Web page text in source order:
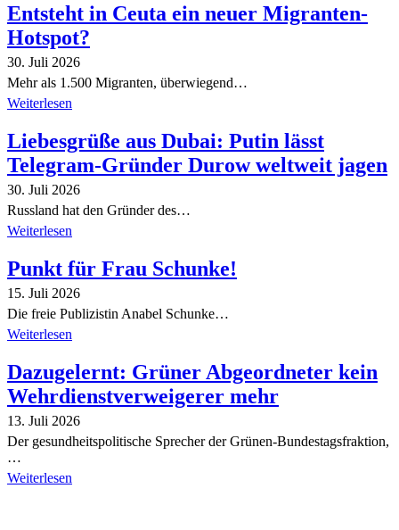
Entsteht in Ceuta ein neuer Migranten-
Hotspot?
30. Juli 2026
Mehr als 1.500 Migranten, überwiegend…
Weiterlesen
Liebesgrüße aus Dubai: Putin lässt
Telegram-Gründer Durow weltweit jagen
30. Juli 2026
Russland hat den Gründer des…
Weiterlesen
Punkt für Frau Schunke!
15. Juli 2026
Die freie Publizistin Anabel Schunke…
Weiterlesen
Dazugelernt: Grüner Abgeordneter kein
Wehrdienstverweigerer mehr
13. Juli 2026
Der gesundheitspolitische Sprecher der Grünen-Bundestagsfraktion,
…
Weiterlesen